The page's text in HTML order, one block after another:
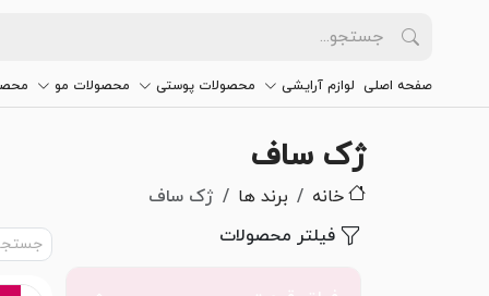
صفحه اصلی لوازم آرایشی محصولات پوستی محصولات مو
ژک ساف
خانه برند ها
ژک ساف
فیلتر محصولات